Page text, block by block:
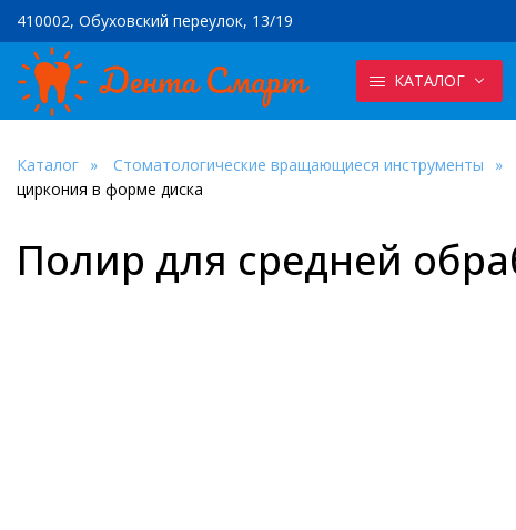
410002, Обуховский переулок, 13/19
КАТАЛОГ
Каталог Стоматологические вращающиеся инструменты
циркония в форме диска
Полир для средней